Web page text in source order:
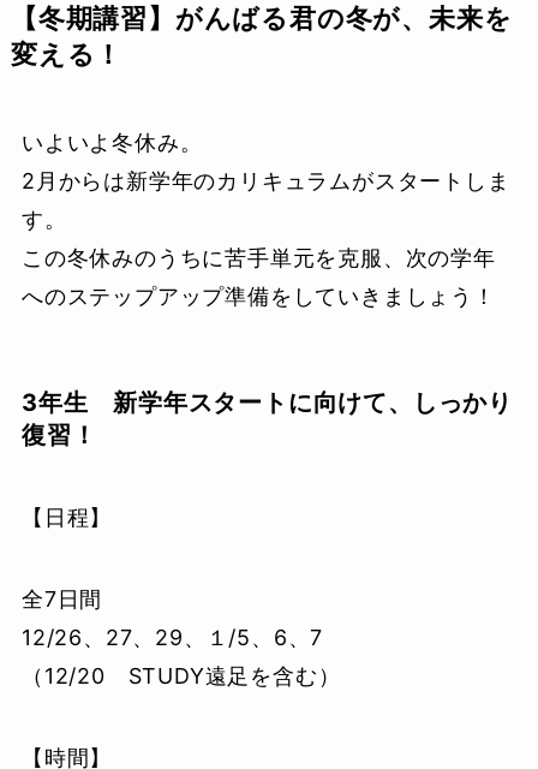
【冬期講習】がんばる君の冬が、未来を
変える！
いよいよ冬休み。
2月からは新学年のカリキュラムがスタートしま
す。
この冬休みのうちに苦手単元を克服、次の学年
へのステップアップ準備をしていきましょう！
3年生新学年スタートに向けて、しっかり
復習！
【日程】
全7日間
12/26、27、29、１/5、6、7
（12/20 STUDY遠足を含む）
【時間】